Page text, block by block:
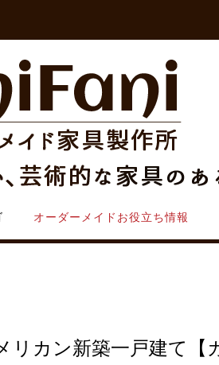
オーダーメイドお役立ち情報
リカン新築一戸建て【